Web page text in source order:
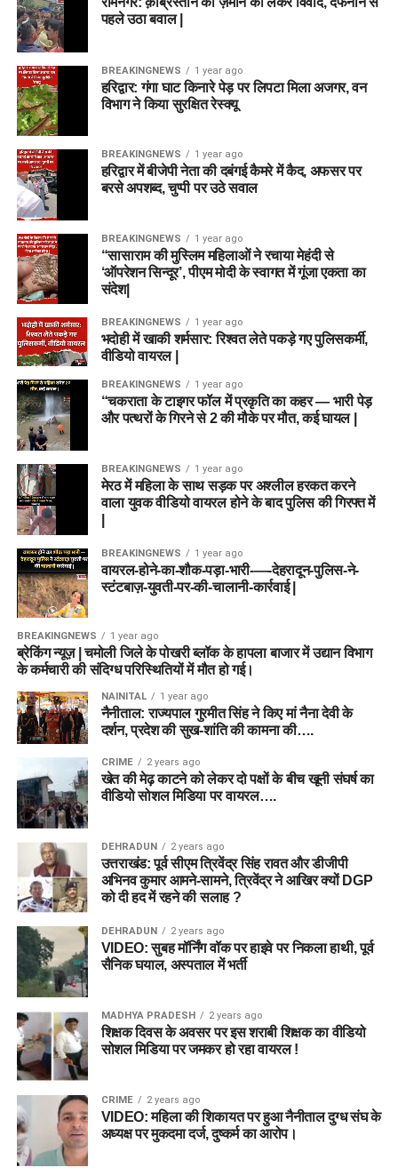
पहले उठा बवाल |
BREAKINGNEWS 1 year ago
हरिद्वार: गंगा घाट किनारे पेड़ पर लिपटा मिला अजगर, वन
विभाग ने किया सुरक्षित रेस्क्यू
BREAKINGNEWS 1 year ago
हरिद्वार में बीजेपी नेता की दबंगई कैमरे में कैद, अफसर पर
बरसे अपशब्द, चुप्पी पर उठे सवाल
BREAKINGNEWS 1 year ago
“सासाराम की मुस्लिम महिलाओं ने रचाया मेहंदी से
‘ऑपरेशन सिन्दूर’, पीएम मोदी के स्वागत में गूंजा एकता का
संदेश|
BREAKINGNEWS 1 year ago
भदोही में खाकी शर्मसार: रिश्वत लेते पकड़े गए पुलिसकर्मी,
वीडियो वायरल |
BREAKINGNEWS 1 year ago
“चकराता के टाइगर फॉल में प्रकृति का कहर — भारी पेड़
और पत्थरों के गिरने से 2 की मौके पर मौत, कई घायल |
BREAKINGNEWS 1 year ago
मेरठ में महिला के साथ सड़क पर अश्लील हरकत करने
वाला युवक वीडियो वायरल होने के बाद पुलिस की गिरफ्त में
BREAKINGNEWS 1 year ago
वायरल-होने-का-शौक-पड़ा-भारी-—-देहरादून-पुलिस-ने-
स्टंटबाज़-युवती-पर-की-चालानी-कार्रवाई |
BREAKINGNEWS 1 year ago
ब्रेकिंग न्यूज़ | चमोली जिले के पोखरी ब्लॉक के हापला बाजार में उद्यान विभाग
के कर्मचारी की संदिग्ध परिस्थितियों में मौत हो गई।
NAINITAL 1 year ago
नैनीताल: राज्यपाल गुरमीत सिंह ने किए मां नैना देवी के
दर्शन, प्रदेश की सुख-शांति की कामना की….
CRIME 2 years ago
खेत की मेढ़ काटने को लेकर दो पक्षों के बीच खूनी संघर्ष का
वीडियो सोशल मिडिया पर वायरल….
DEHRADUN 2 years ago
उत्तराखंड: पूर्व सीएम त्रिवेंद्र सिंह रावत और डीजीपी
अभिनव कुमार आमने-सामने, त्रिवेंद्र ने आखिर क्यों DGP
को दी हद में रहने की सलाह ?
DEHRADUN 2 years ago
VIDEO: सुबह मॉर्निंग वॉक पर हाइवे पर निकला हाथी, पूर्व
सैनिक घयाल, अस्पताल में भर्ती
MADHYA PRADESH 2 years ago
शिक्षक दिवस के अवसर पर इस शराबी शिक्षक का वीडियो
सोशल मिडिया पर जमकर हो रहा वायरल !
CRIME 2 years ago
VIDEO: महिला की शिकायत पर हुआ नैनीताल दुग्ध संघ के
अध्यक्ष पर मुकदमा दर्ज, दुष्कर्म का आरोप।